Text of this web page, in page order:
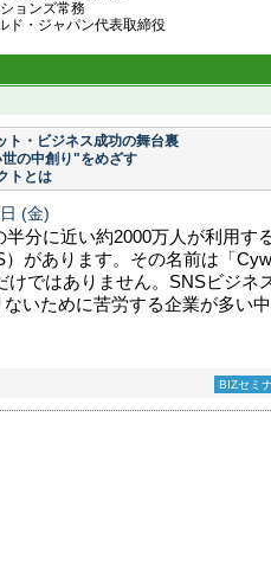
ョンズ常務
ド・ジャパン代表取締役
ト・ビジネス成功の舞台裏
の中創り"をめざす
トとは
(金)
分に近い約2000万人が利用す
）があります。その名前は「
けではありません。SNSビジネ
いために苦労する企業が多い
BIZセミ